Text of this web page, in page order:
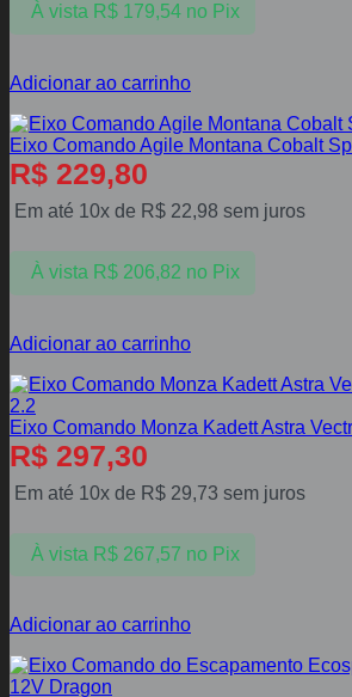
À vista R$179,54 no Pix
Adicionar ao carrinho
Eixo Comando Agile Montana Cobalt
R$ 229,80
Em até 10x de R$ 22,98 sem juros
À vista R$206,82 no Pix
Adicionar ao carrinho
Eixo Comando Monza Kadett Astra
R$ 297,30
Em até 10x de R$ 29,73 sem juros
À vista R$267,57 no Pix
Adicionar ao carrinho